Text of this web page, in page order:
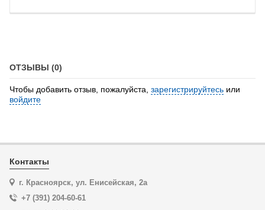
ОТЗЫВЫ (0)
Чтобы добавить отзыв, пожалуйста, зарегистрируйтесь или
войдите
Контакты
г. Красноярск, ул. Енисейская, 2а
+7 (391) 204-60-61